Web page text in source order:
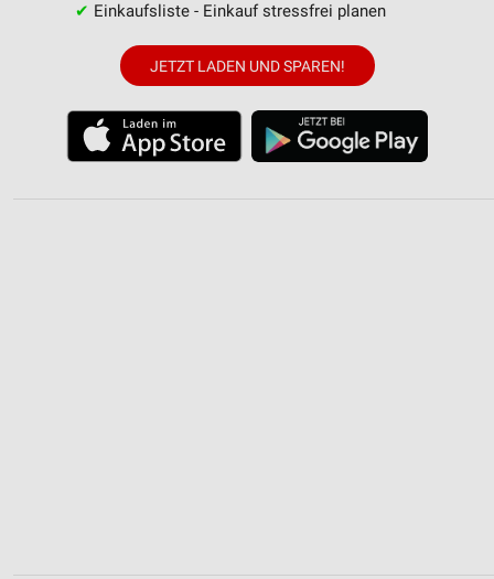
✔ Einkaufsliste - Einkauf stressfrei planen
JETZT LADEN UND SPAREN!